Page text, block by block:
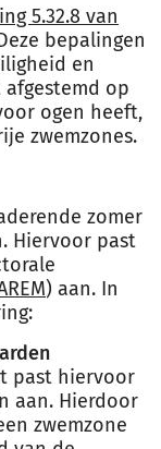
5.32.8 van
bepalingen
en
op
ogen heeft,
zwemzones.
zomer
Hiervoor past
) aan. In
past hiervoor
aan. Hierdoor
zwemzone